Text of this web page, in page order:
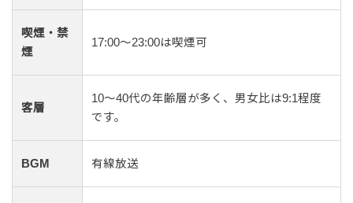
喫煙・禁
煙
17:00～23:00は喫煙可
客層
10〜40代の年齢層が多く、男女比は9:1程度
です。
BGM 有線放送